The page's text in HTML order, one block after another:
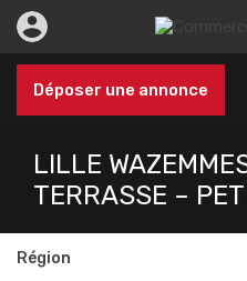
Déposer une annonce
LILLE
TERRASSE –
Région